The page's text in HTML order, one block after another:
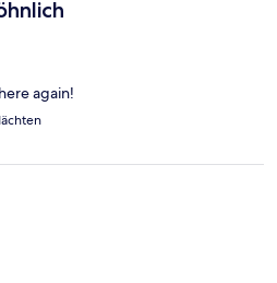
again!